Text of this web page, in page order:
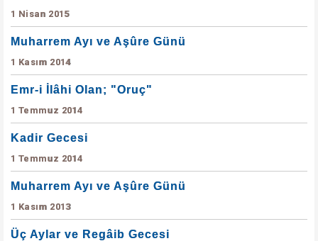
1 Nisan 2015
Muharrem Ayı ve Aşûre Günü
1 Kasım 2014
Emr-i İlâhi Olan; "Oruç"
1 Temmuz 2014
Kadir Gecesi
1 Temmuz 2014
Muharrem Ayı ve Aşûre Günü
1 Kasım 2013
Üç Aylar ve Regâib Gecesi